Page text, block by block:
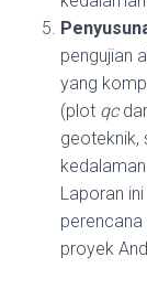
pengujian
yang
(plot qc
geoteknik,
Laporan
proyek